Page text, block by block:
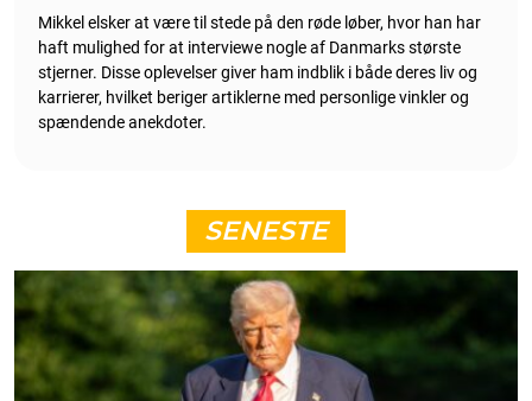
Mikkel elsker at være til stede på den røde løber, hvor han har
haft mulighed for at interviewe nogle af Danmarks største
stjerner. Disse oplevelser giver ham indblik i både deres liv og
karrierer, hvilket beriger artiklerne med personlige vinkler og
spændende anekdoter.
SENESTE